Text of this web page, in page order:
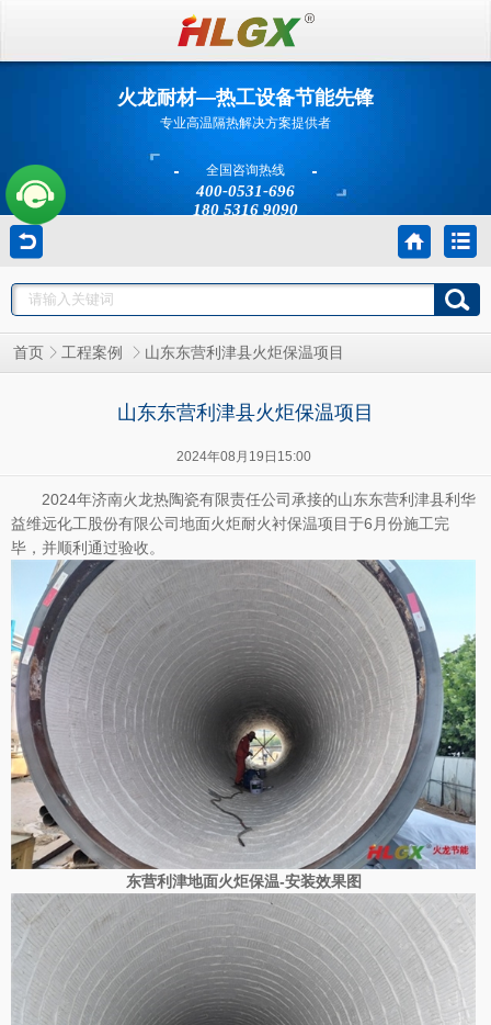
火龙耐材—热工设备节能先锋
专业高温隔热解决方案提供者
全国咨询热线
400-0531-696
180 5316 9090
首页 工程案例 山东东营利津县火炬保温项目
山东东营利津县火炬保温项目
2024年08月19日15:00
2024年济南火龙热陶瓷有限责任公司承接的山东东营利津县利华
益维远化工股份有限公司地面火炬耐火衬保温项目于6月份施工完
毕，并顺利通过验收。
东营利津地面火炬保温-安装效果图